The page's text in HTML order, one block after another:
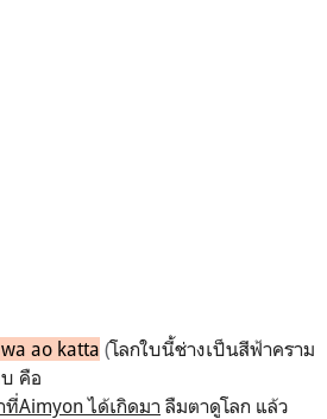
ao katta (โลกใบนี้ช่างเป็นสีฟ้าคราม
คือ
ที่Aimyon ได้เกิดมา ลืมตาดูโลก แล้ว